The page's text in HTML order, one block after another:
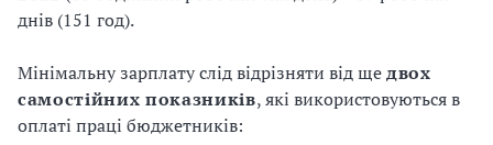
днів (151 год).
Мінімальну зарплату слід відрізняти від щедвох
самостійних показників, які використовуються в
оплаті праці бюджетників: